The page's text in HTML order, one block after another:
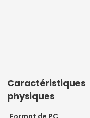
Caractéristiques
physiques